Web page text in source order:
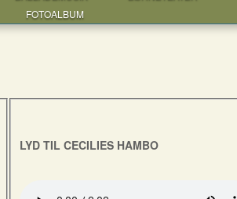
FOTOALBUM
LYD TIL CECILIES HAMBO